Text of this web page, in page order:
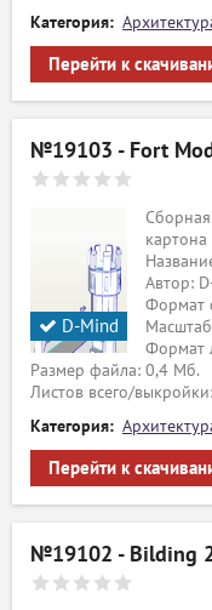
Категория:
Перейти к
№19103 - Fort
D-Mind
Автор:
Формат
Формат
Размер файла: 0,4 Мб.
Листов всего/
Категория:
Перейти к
№19102 - Bilding